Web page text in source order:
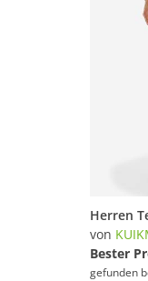
von
Bester
gefunden